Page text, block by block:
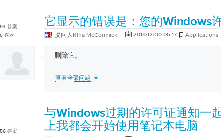
94 答案
5 喜欢
它显示的错误是：您的Windows
提问人 Nina McCormack 2018/12/30 05:17 Applications
删除它。
查看全部问题
56 答案
与Windows过期的许可证通知一
上我都会开始使用笔记本电脑